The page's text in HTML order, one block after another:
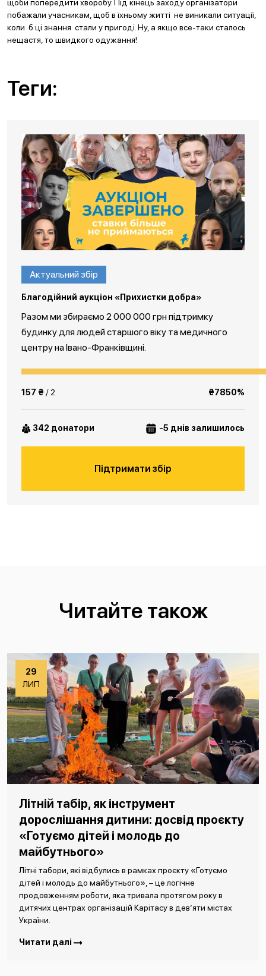
щоби попередити хворобу. Під кінець заходу організатори
побажали учасникам, щоб в їхньому житті не виникали ситуації,
коли б ці знання стали у пригоді. Ну, а якщо все-таки сталось
нещастя, то швидкого одужання!
Теги:
Актуальний збір
Благодійний аукціон «Прихистки добра»
Разом ми збираємо 2 000 000 грн підтримку
будинку для людей старшого віку та медичного
центру на Івано-Франківщині.
157 ₴ / 2 ₴7850%
342 донатори -5 днів залишилось
Підтримати збір
Читайте також
29
ЛИП
Літній табір, як інструмент
дорослішання дитини: досвід проєкту
«Готуємо дітей і молодь до
майбутнього»
Літні табори, які відбулись в рамках проєкту «Готуємо
дітей і молодь до майбутнього», – це логічне
продовженням роботи, яка тривала протягом року в
дитячих центрах організацій Карітасу в дев’яти містах
України.
Читати далі